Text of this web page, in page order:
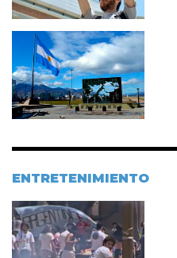
Imagen
ENTRETENIMIENTO
Imagen